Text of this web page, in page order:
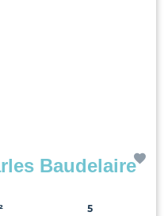
Baudelaire
5